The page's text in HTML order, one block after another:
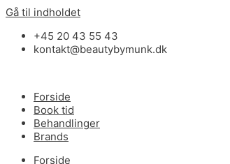
Gå til indholdet
+45 20 43 55 43
kontakt@beautybymunk.dk
Forside
Book tid
Behandlinger
Brands
Forside